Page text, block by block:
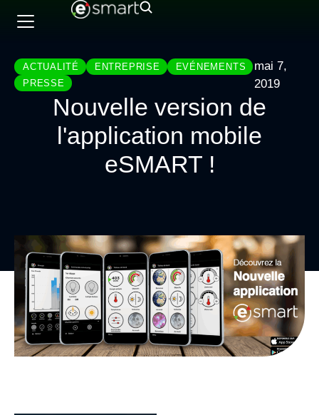
ACTUALITÉ ENTREPRISE
EVÉNEMENTS
PRESSE
mai 7,
2019
Nouvelle version de
l'application mobile
eSMART !